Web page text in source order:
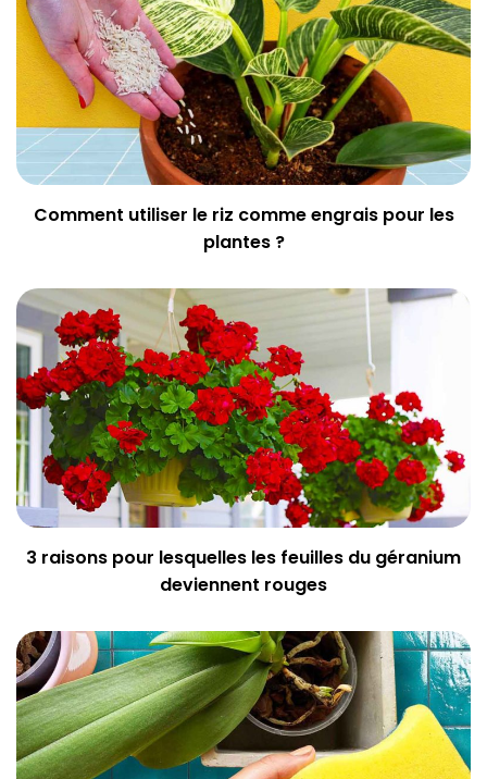
Comment utiliser le riz comme engrais pour les
plantes ?
3 raisons pour lesquelles les feuilles du géranium
deviennent rouges